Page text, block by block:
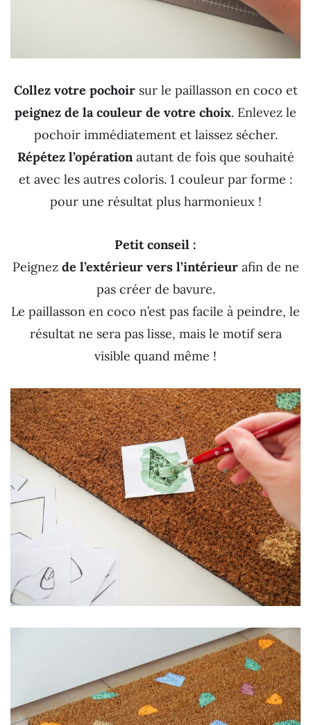
Collez votre pochoirsur le paillasson en coco et
peignez de la couleur de votre choix. Enlevez le
pochoir immédiatement et laissez sécher.
Répétez l’opérationautant de fois que souhaité
et avec les autres coloris. 1 couleur par forme :
pour une résultat plus harmonieux !
Petit conseil :
Peignez de l’extérieur vers l’intérieur afin de ne
pas créer de bavure.
Le paillasson en coco n’est pas facile à peindre, le
résultat ne sera pas lisse, mais le motif sera
visible quand même !